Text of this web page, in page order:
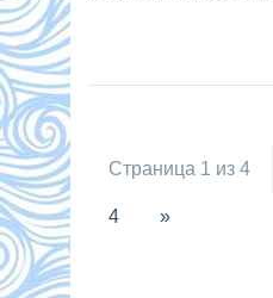
Страница 1 из 4
4 »